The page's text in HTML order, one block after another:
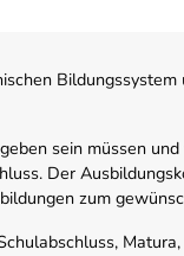
sein müssen
Der
zum